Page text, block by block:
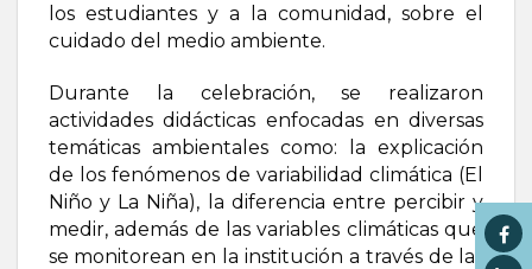
los estudiantes y a la comunidad, sobre el
cuidado del medio ambiente.
Durante la celebración, se realizaron
actividades didácticas enfocadas en diversas
temáticas ambientales como: la explicación
de los fenómenos de variabilidad climática (El
Niño y La Niña), la diferencia entre percibir y
medir, además de las variables climáticas que
se monitorean en la institución a través de las